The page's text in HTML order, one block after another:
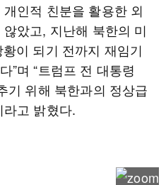
인적 친분을 활용한 외
았고, 지난해 북한의 미
이 되기 전까지 재임기
”며 “트럼프 전 대통령
기 위해 북한과의 정상급
고 밝혔다.